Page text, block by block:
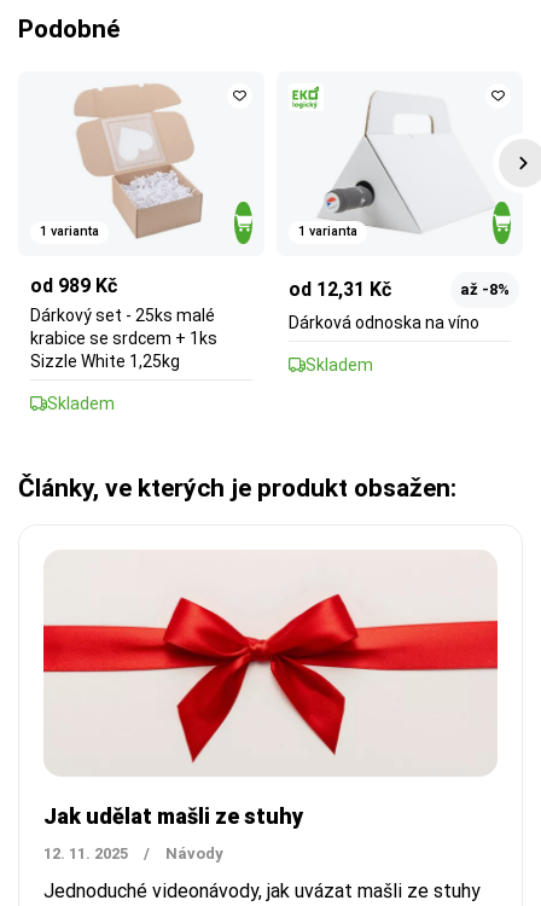
Podobné
1 varianta
od 989 Kč
Dárkový set - 25ks malé
krabice se srdcem + 1ks
Sizzle White 1,25kg
Skladem
1 varianta
od 12,31 Kč až -8%
Dárková odnoska na víno
Skladem
Články, ve kterých je produkt obsažen:
Jak udělat mašli ze stuhy
12. 11. 2025 / Návody
Jednoduché videonávody, jak uvázat mašli ze stuhy